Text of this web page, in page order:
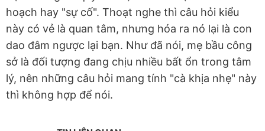
hoạch hay "sự cố". Thoạt nghe thì câu hỏi kiểu
này có vẻ là quan tâm, nhưng hóa ra nó lại là con
dao đâm ngược lại bạn. Như đã nói, mẹ bầu công
sở là đối tượng đang chịu nhiều bất ổn trong tâm
lý, nên những câu hỏi mang tính "cà khịa nhẹ" này
thì không hợp để nói.